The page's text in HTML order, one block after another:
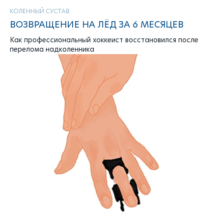
КОЛЕННЫЙ СУСТАВ
ВОЗВРАЩЕНИЕ НА ЛЁД ЗА 6 МЕСЯЦЕВ
Как профессиональный хоккеист восстановился после
перелома надколенника